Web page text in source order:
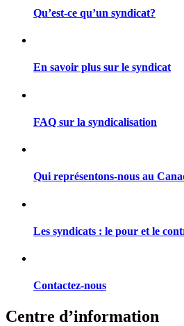
Qu’est-ce qu’un syndicat?
En savoir plus sur le syndicat
FAQ sur la syndicalisation
Qui représentons-nous au
Les syndicats : le pour et le
Contactez-nous
Centre d’information